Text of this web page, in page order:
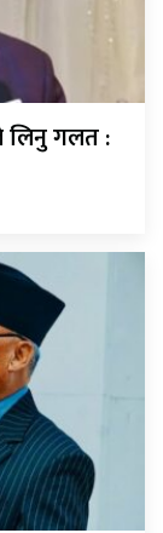
लिनु गलत :